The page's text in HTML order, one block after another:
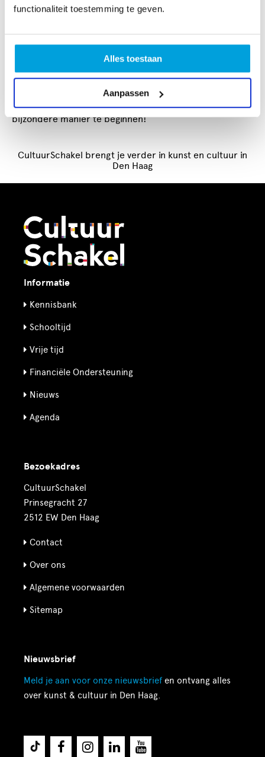
functionaliteit toestemming te geven.
Alles toestaan
Aanpassen
terecht voor informatie over kunstsubsidies en meer,
die klaarstaat om vragen te beantwoorden over
Kom naar het Spotlight Festival en laat je inspireren door
het rijke aanbod aan kunst en cultuur in Den Haag. Mis
deze kans niet om het nieuwe culturele seizoen op een
bijzondere manier te beginnen!
CultuurSchakel brengt je verder in kunst en cultuur in
Den Haag
Informatie
Kennisbank
Schooltijd
Vrije tijd
Financiële Ondersteuning
Nieuws
Agenda
Bezoekadres
CultuurSchakel
Prinsegracht 27
2512 EW Den Haag
Contact
Over ons
Algemene voorwaarden
Sitemap
Nieuwsbrief
Meld je aan voor onze nieuwsbrief en ontvang alles
over kunst & cultuur in Den Haag.